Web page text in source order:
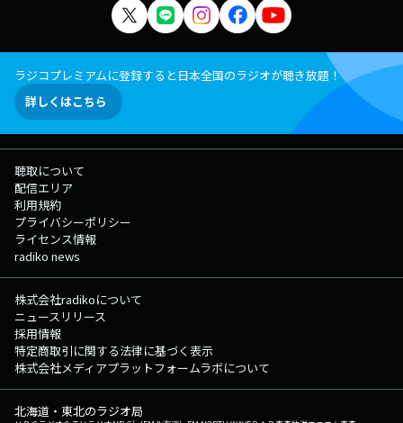
ラジコプレミアムに登録すると日本全国のラジオが聴き放題！
詳しくはこちら
聴取について
配信エリア
利用規約
プライバシーポリシー
ライセンス情報
radiko news
株式会社radikoについて
ニュースリリース
採用情報
特定商取引に関する法律に基づく表示
株式会社メディアプラットフォームラボについて
北海道・東北のラジオ局